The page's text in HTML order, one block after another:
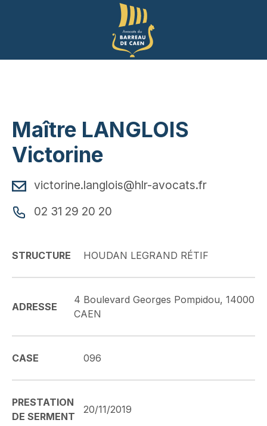
Maître LANGLOIS
Victorine
victorine.langlois@hlr-avocats.fr
02 31 29 20 20
STRUCTURE HOUDAN LEGRAND RÉTIF
ADRESSE
4 Boulevard Georges Pompidou, 14000
CAEN
CASE 096
PRESTATION
DE SERMENT
20/11/2019
Panneau de gestion des cookies